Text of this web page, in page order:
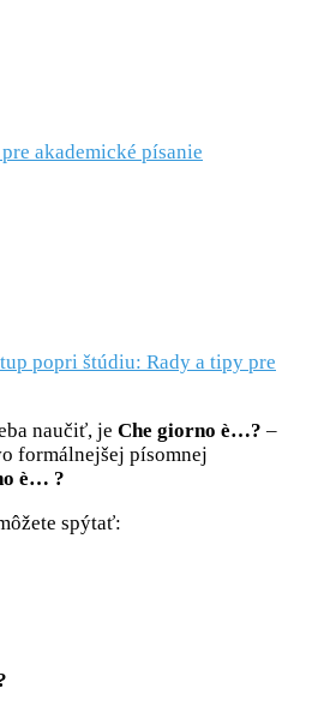
akademické písanie
popri štúdiu: Rady a tipy pre
naučiť, je Che giorno è…? –
formálnejšej písomnej
è… ?
spýtať: